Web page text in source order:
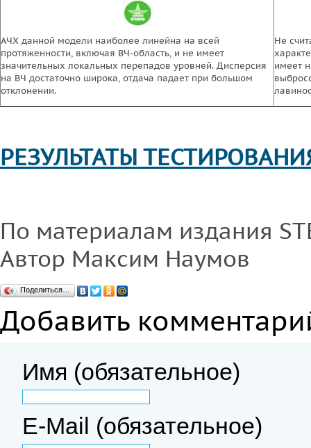
АЧХ данной модели наиболее линейна на всей
протяженности, включая ВЧ-область, и не имеет
значительных локальных перепадов уровней. Дисперсия
на ВЧ достаточно широка, отдача падает при большом
отклонении.
Не
имеет
РЕЗУЛЬТАТЫ
По материалам издания
Автор Максим Наумов
Поделиться…
Добавить
Имя (обязательное)
E-Mail (обязательное)